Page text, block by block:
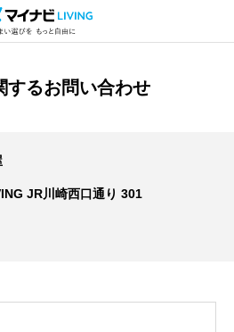
するお問い合わせ
JR川崎西口通り 301